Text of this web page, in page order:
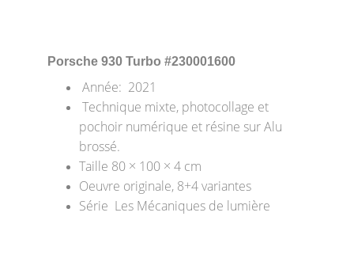
Porsche 930 Turbo #230001600
Année:  2021
pochoir numérique et résine sur Alu
brossé.
Taille 80 × 100 × 4 cm
Oeuvre originale, 8+4 variantes
Série  Les Mécaniques de lumière